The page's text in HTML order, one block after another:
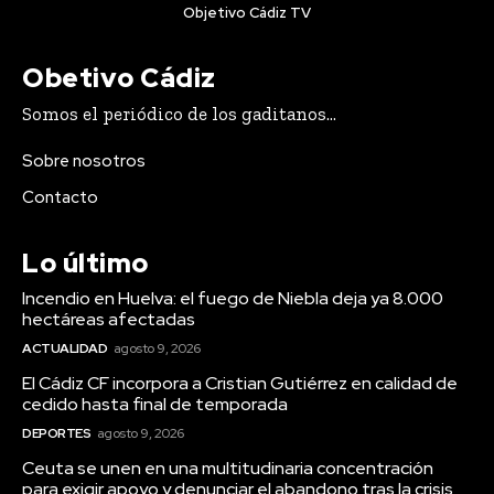
Objetivo Cádiz TV
Obetivo Cádiz
Somos el periódico de los gaditanos...
Sobre nosotros
Contacto
Lo último
Incendio en Huelva: el fuego de Niebla deja ya 8.000
hectáreas afectadas
ACTUALIDAD agosto 9, 2026
El Cádiz CF incorpora a Cristian Gutiérrez en calidad de
cedido hasta final de temporada
DEPORTES agosto 9, 2026
Ceuta se unen en una multitudinaria concentración
para exigir apoyo y denunciar el abandono tras la crisis